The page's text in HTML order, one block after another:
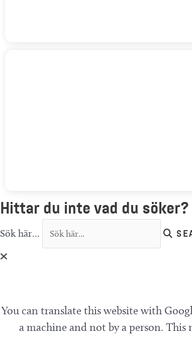
Hittar du inte vad du söker?
Sök här...
You can translate this website with
a machine and not by a person.